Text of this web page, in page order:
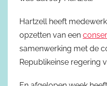
Hartzell heeft
opzetten van een
samenwerking met de
Republikeinse regering